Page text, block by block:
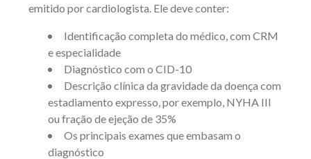
emitido por cardiologista. Ele deve conter:
Identificação completa do médico, com CRM
e especialidade
Diagnóstico com o CID-10
Descrição clínica da gravidade da doença com
estadiamento expresso, por exemplo, NYHA III
ou fração de ejeção de 35%
Os principais exames que embasam o
diagnóstico